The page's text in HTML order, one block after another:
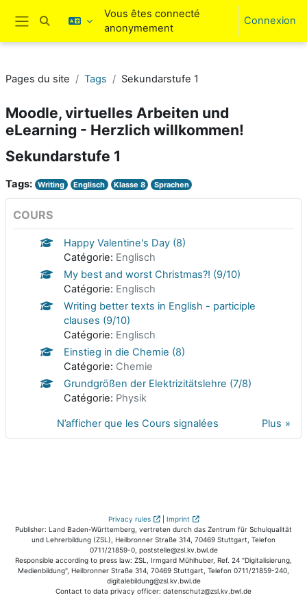
Passer au contenu principal
Panneau latéral
Activer/désactiver la saisie de recherche
Vous êtes connecté
anonymement
Connexion
Pages du site Tags Sekundarstufe 1
Moodle, virtuelles Arbeiten und
eLearning - Herzlich willkommen!
Sekundarstufe 1
Tags: Writing Englisch Klasse 8 Sprachen
COURS
Happy Valentine's Day (8)
Catégorie: Englisch
My best and worst Christmas?! (9/10)
Catégorie: Englisch
Writing better texts in English - participle
clauses (9/10)
Catégorie: Englisch
Einstieg in die Chemie (8)
Catégorie: Chemie
Grundgrößen der Elektrizitätslehre (7/8)
Catégorie: Physik
Plus
N’afficher que les Cours signalées
Privacy rules | Imprint
Publisher: Land Baden-Württemberg, vertreten durch das Zentrum für Schulqualität
und Lehrerbildung (ZSL), Heilbronner Straße 314, 70469 Stuttgart, Telefon
0711/21859-0, poststelle@zsl.kv.bwl.de
Responsible according to press law: ZSL, Irmgard Mühlhuber, Ref. 24 "Digitalisierung,
Medienbildung", Heilbronner Straße 314, 70469 Stuttgart, Telefon 0711/21859-240,
digitalebildung@zsl.kv.bwl.de
Contact to data privacy officer: datenschutz@zsl.kv.bwl.de